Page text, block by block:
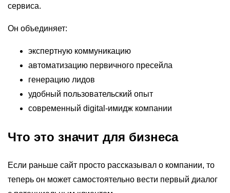
сервиса.
Он объединяет:
экспертную коммуникацию
автоматизацию первичного пресейла
генерацию лидов
удобный пользовательский опыт
современный digital-имидж компании
Что это значит для бизнеса
Если раньше сайт просто рассказывал о компании, то
теперь он может самостоятельно вести первый диалог